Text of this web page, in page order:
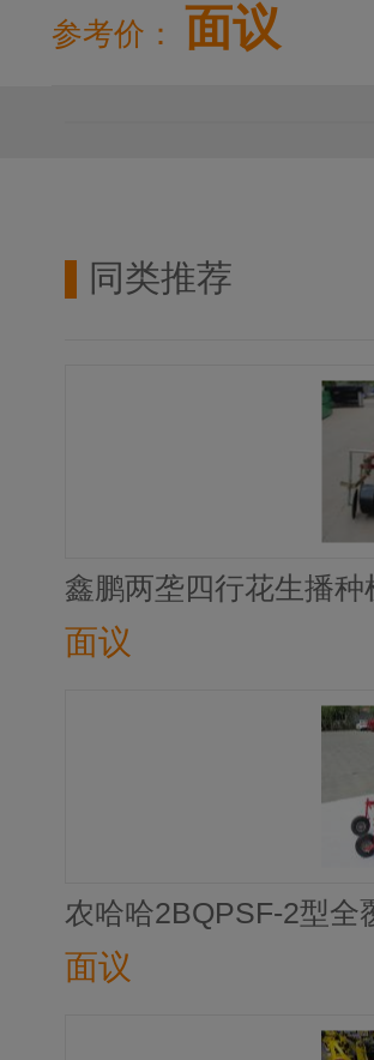
参考价： 面议
同类推荐
鑫鹏两垄四行花生播种
面议
农哈哈2BQPSF-2型全
面议